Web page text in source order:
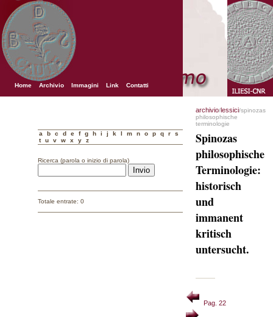
Home Archivio Immagini Link Contatti
a b c d e f g h i j k l m n o p q r
s
t
u v w x y z
Ricerca (parola o inizio di parola)
Totale entrate: 0
archivio/lessici/spinozas
philosophische
terminologie
Spinozas
philosophische
Terminologie:
historisch
und
immanent
kritisch
untersucht.
Pag. 22